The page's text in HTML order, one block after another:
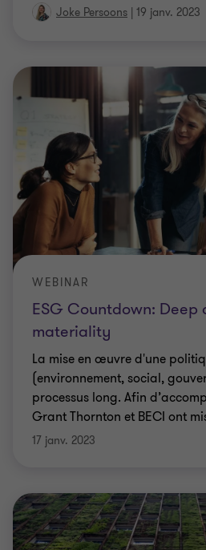
Joke Persoons | 19 janv. 2023
ESG Countdown: Deep
materiality
WEBINAR
La mise en œuvre d'une
(environnement, social,
processus long. Afin
Grant Thornton et BECI ont
17 janv. 2023